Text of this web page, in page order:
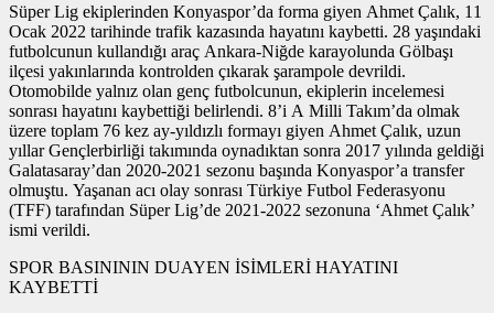
Süper Lig ekiplerinden Konyaspor’da forma giyen Ahmet Çalık, 11
Ocak 2022 tarihinde trafik kazasında hayatını kaybetti. 28 yaşındaki
futbolcunun kullandığı araç Ankara-Niğde karayolunda Gölbaşı
ilçesi yakınlarında kontrolden çıkarak şarampole devrildi.
Otomobilde yalnız olan genç futbolcunun, ekiplerin incelemesi
sonrası hayatını kaybettiği belirlendi. 8’i A Milli Takım’da olmak
üzere toplam 76 kez ay-yıldızlı formayı giyen Ahmet Çalık, uzun
yıllar Gençlerbirliği takımında oynadıktan sonra 2017 yılında geldiği
Galatasaray’dan 2020-2021 sezonu başında Konyaspor’a transfer
olmuştu. Yaşanan acı olay sonrası Türkiye Futbol Federasyonu
(TFF) tarafından Süper Lig’de 2021-2022 sezonuna ‘Ahmet Çalık’
ismi verildi.
SPOR BASINININ DUAYEN İSİMLERİ HAYATINI
KAYBETTİ